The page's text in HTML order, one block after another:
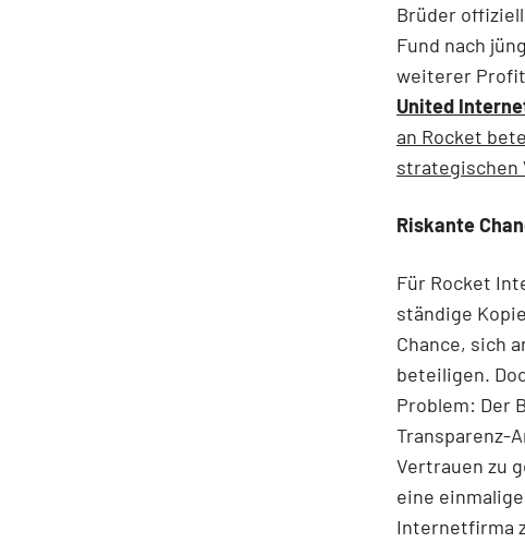
Brüder
Fund nach
weiterer
United
an Rocket
strategischen
Riskante
Für Rocket
ständige
Chance, sich
beteiligen.
Problem: Der
Transparenz-
Vertrauen zu
eine
Internetfirma